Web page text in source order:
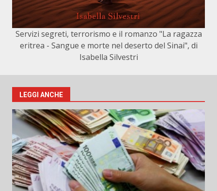
Servizi segreti, terrorismo e il romanzo "La ragazza
eritrea - Sangue e morte nel deserto del Sinai", di
Isabella Silvestri
LEGGI ANCHE